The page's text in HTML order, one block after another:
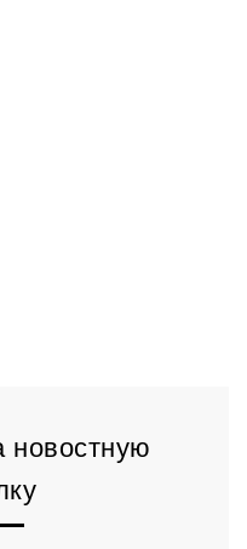
новостную